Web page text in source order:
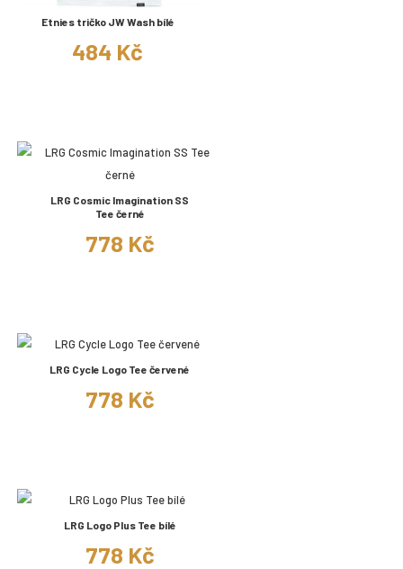
Etnies tričko JW Wash bílé
484 Kč
LRG Cosmic Imagination SS
Tee černé
778 Kč
LRG Cycle Logo Tee červené
778 Kč
LRG Logo Plus Tee bílé
778 Kč